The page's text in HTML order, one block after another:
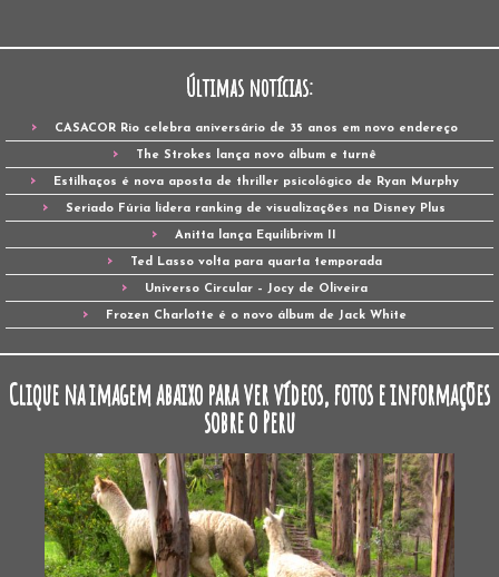
Últimas notícias:
CASACOR Rio celebra aniversário de 35 anos em novo endereço
The Strokes lança novo álbum e turnê
Estilhaços é nova aposta de thriller psicológico de Ryan Murphy
Seriado Fúria lidera ranking de visualizações na Disney Plus
Anitta lança Equilibrivm II
Ted Lasso volta para quarta temporada
Universo Circular – Jocy de Oliveira
Frozen Charlotte é o novo álbum de Jack White
Clique na imagem abaixo para ver vídeos, fotos e informações
sobre o Peru